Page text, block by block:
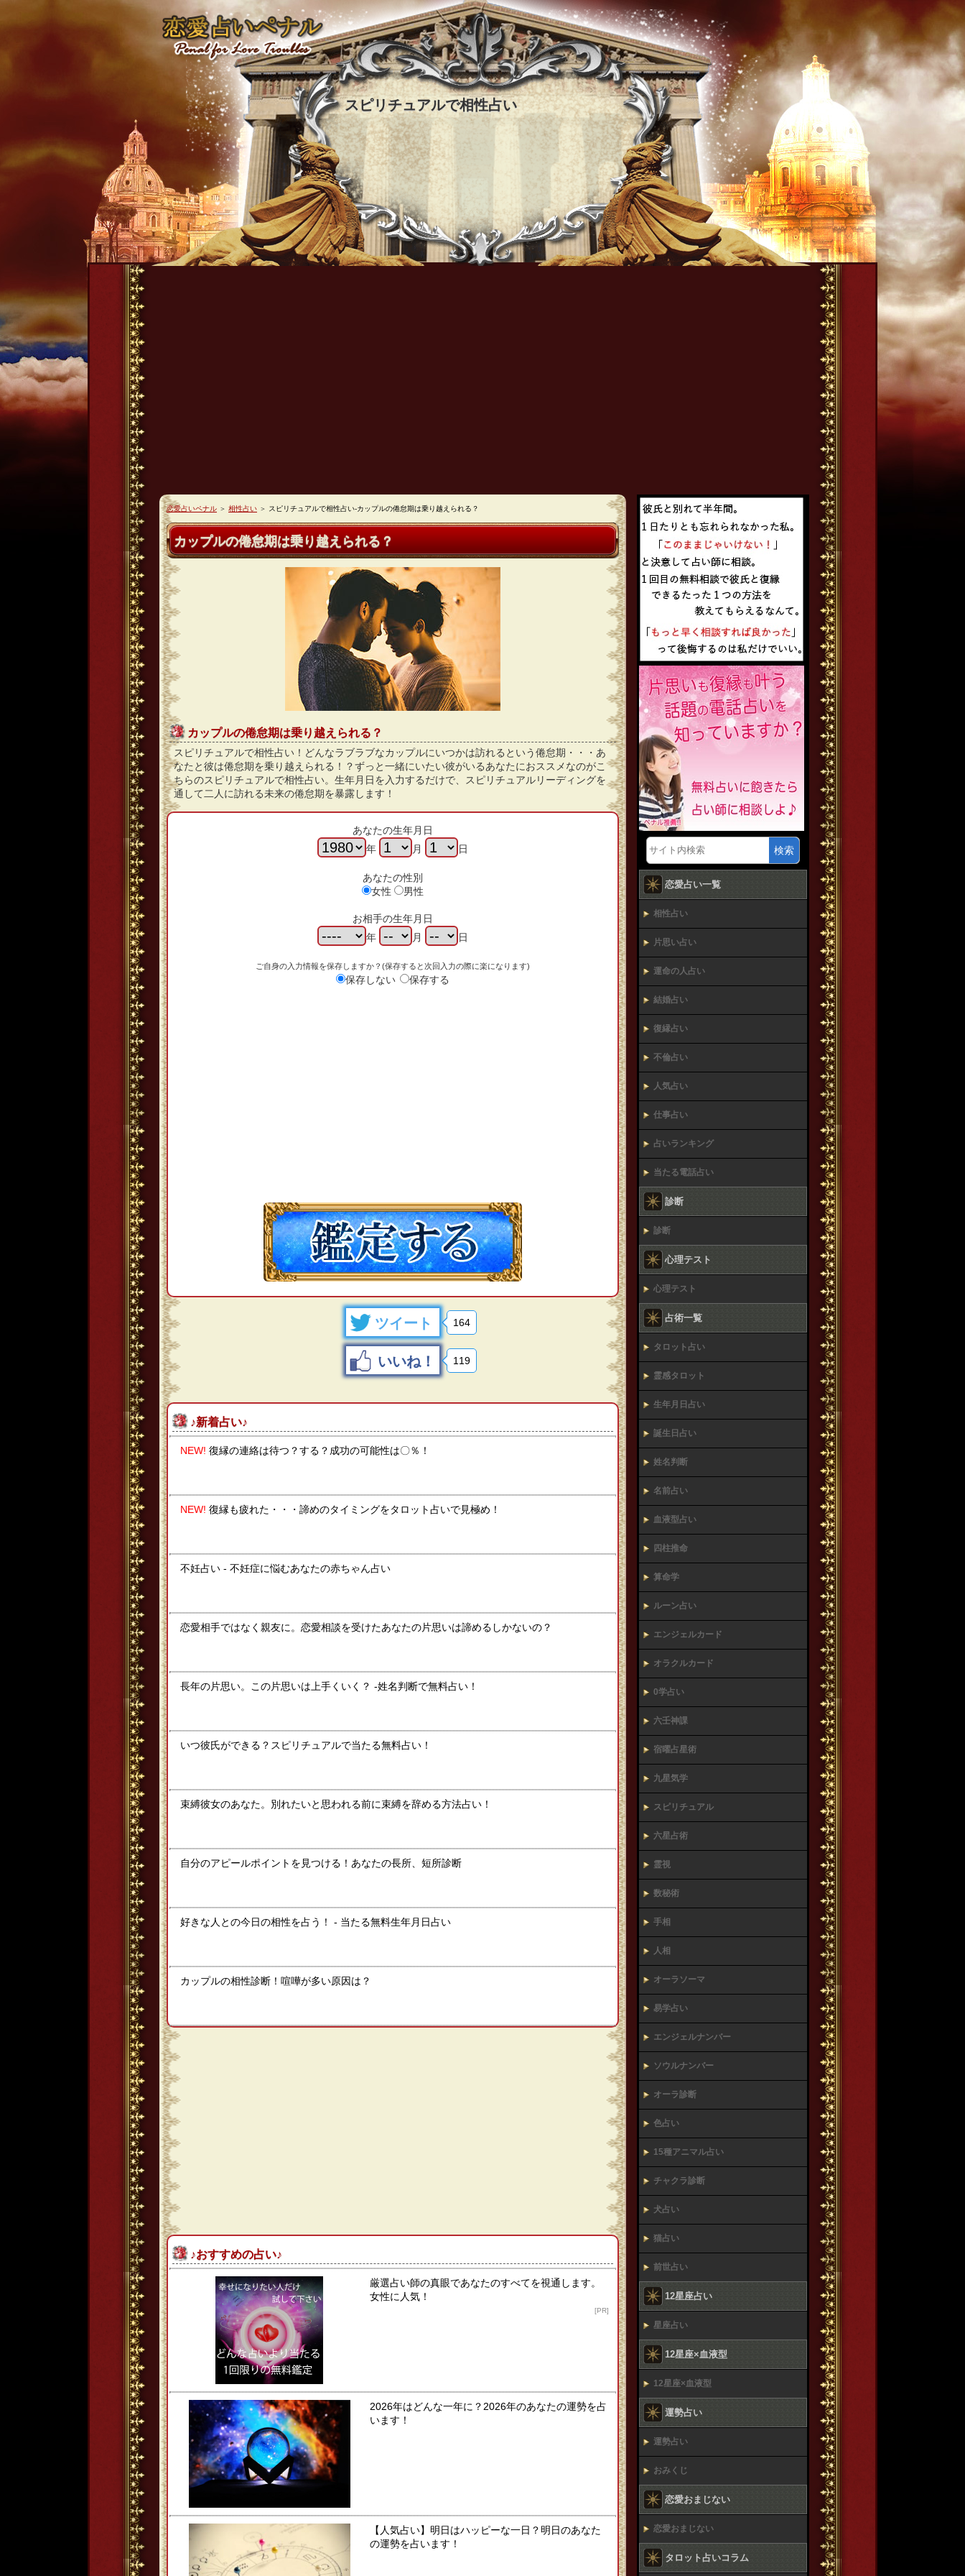
スピリチュアルで相性占い
恋愛占いペナル ＞ 相性占い ＞ スピリチュアルで相性占い-カップルの倦怠期は乗り越えられる？
カップルの倦怠期は乗り越えられる？
カップルの倦怠期は乗り越えられる？
スピリチュアルで相性占い！どんなラブラブなカップルにいつかは訪れるという倦怠期・・・あ
なたと彼は倦怠期を乗り越えられる！？ずっと一緒にいたい彼がいるあなたにおススメなのがこ
ちらのスピリチュアルで相性占い。生年月日を入力するだけで、スピリチュアルリーディングを
通して二人に訪れる未来の倦怠期を暴露します！
あなたの生年月日
年
月 日
あなたの性別
女性
男性
お相手の生年月日
年
月 日
ご自身の入力情報を保存しますか？(保存すると次回入力の際に楽になります)
保存しない 保存する
ツイート 164
いいね！ 119
♪新着占い♪
NEW! 復縁の連絡は待つ？する？成功の可能性は〇％！
NEW! 復縁も疲れた・・・諦めのタイミングをタロット占いで見極め！
不妊占い - 不妊症に悩むあなたの赤ちゃん占い
恋愛相手ではなく親友に。恋愛相談を受けたあなたの片思いは諦めるしかないの？
長年の片思い。この片思いは上手くいく？ -姓名判断で無料占い！
いつ彼氏ができる？スピリチュアルで当たる無料占い！
束縛彼女のあなた。別れたいと思われる前に束縛を辞める方法占い！
自分のアピールポイントを見つける！あなたの長所、短所診断
好きな人との今日の相性を占う！ ‐ 当たる無料生年月日占い
カップルの相性診断！喧嘩が多い原因は？
♪おすすめの占い♪
厳選占い師の真眼であなたのすべてを視通します。
女性に人気！
[PR]
2026年はどんな一年に？2026年のあなたの運勢を占
います！
【人気占い】明日はハッピーな一日？明日のあなた
の運勢を占います！
検索
恋愛占い一覧
相性占い
片思い占い
運命の人占い
結婚占い
復縁占い
不倫占い
人気占い
仕事占い
占いランキング
当たる電話占い
診断
診断
心理テスト
心理テスト
占術一覧
タロット占い
霊感タロット
生年月日占い
誕生日占い
姓名判断
名前占い
血液型占い
四柱推命
算命学
ルーン占い
エンジェルカード
オラクルカード
0学占い
六壬神課
宿曜占星術
九星気学
スピリチュアル
六星占術
霊視
数秘術
手相
人相
オーラソーマ
易学占い
エンジェルナンバー
ソウルナンバー
オーラ診断
色占い
15種アニマル占い
チャクラ診断
犬占い
猫占い
前世占い
12星座占い
星座占い
12星座×血液型
12星座×血液型
運勢占い
運勢占い
おみくじ
恋愛おまじない
恋愛おまじない
タロット占いコラム